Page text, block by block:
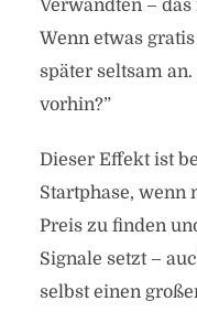
Verwandten –
Wenn etwas
später seltsam
vorhin?”
Dieser Effekt ist
Startphase, wenn
Preis zu finden
Signale setzt –
selbst einen